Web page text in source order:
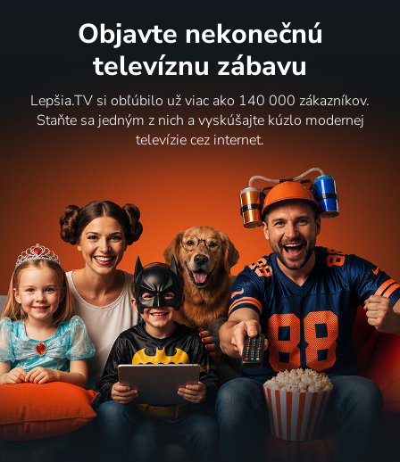
Objavte nekonečnú
televíznu zábavu
Lepšia.TV si obľúbilo už viac ako 140 000 zákazníkov.
Staňte sa jedným z nich a vyskúšajte kúzlo modernej
televízie cez internet.